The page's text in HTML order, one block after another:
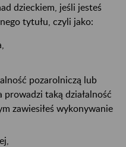
dzieckiem, jeśli jesteś
tytułu, czyli jako:
pozarolniczą lub
prowadzi taką działalność
zawiesiłeś wykonywanie